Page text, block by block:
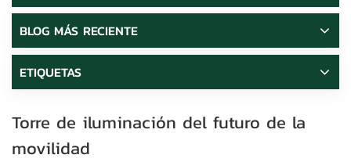
BLOG MÁS RECIENTE
ETIQUETAS
Torre de iluminación del futuro de la
movilidad